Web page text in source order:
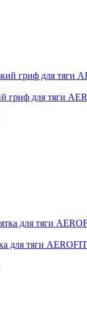
гриф для тяги
для тяги